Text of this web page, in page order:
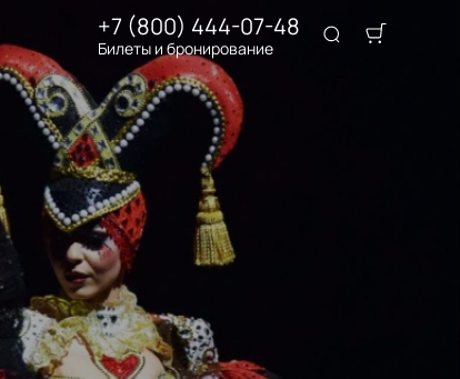
+7 (800) 444-07-48
Билеты и бронирование